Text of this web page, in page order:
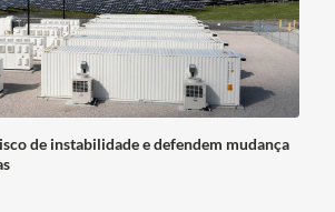
de instabilidade e defendem mudança